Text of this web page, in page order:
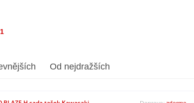
Od nejdražších